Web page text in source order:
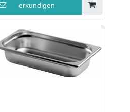
erkundigen